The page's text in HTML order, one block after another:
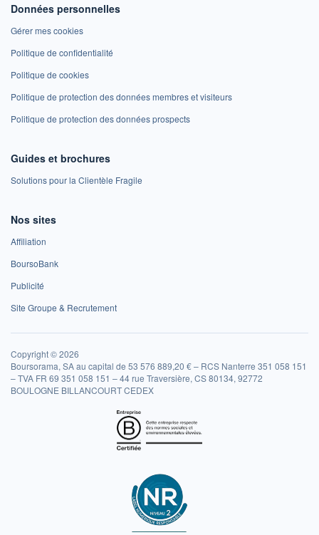
Données personnelles
Gérer mes cookies
Politique de confidentialité
Politique de cookies
Politique de protection des données membres et visiteurs
Politique de protection des données prospects
Guides et brochures
Solutions pour la Clientèle Fragile
Nos sites
Affiliation
BoursoBank
Publicité
Site Groupe & Recrutement
Copyright © 2026
Boursorama, SA au capital de 53 576 889,20 € – RCS Nanterre 351 058 151
– TVA FR 69 351 058 151 – 44 rue Traversière, CS 80134, 92772
BOULOGNE BILLANCOURT CEDEX